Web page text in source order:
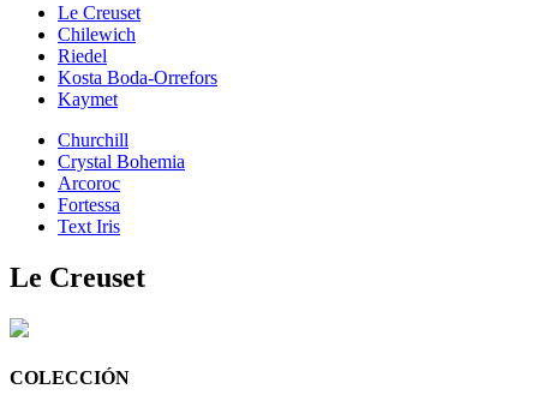
Le Creuset
Chilewich
Riedel
Kosta Boda-Orrefors
Kaymet
Churchill
Crystal Bohemia
Arcoroc
Fortessa
Text Iris
Le Creuset
COLECCIÓN